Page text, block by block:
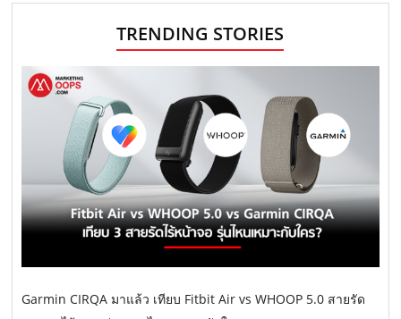
TRENDING STORIES
Garmin CIRQA มาแล้ว เทียบ Fitbit Air vs WHOOP 5.0 สายรัด